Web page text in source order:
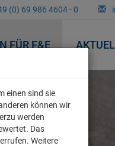
(0) 69 986 4604 - 0
FÜR F&E
einen sind sie
können wir
werden
Das
Weitere